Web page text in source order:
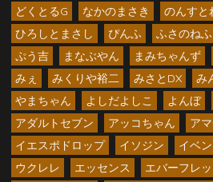
どくとるG なかのまさき のんすと
ひろしとまさし
ぴんふ ふさのね
ぷう吉
まなぶやん まみちゃんず
みぇ
みくりや裕二 みさとDX み
やまちゃん
よしだよしこ よんぼ
アダルトセブン
アッコちゃん
ア
イエスポドロップ
イソジン イベン
ウクレレ
エッセンス エバーフレ